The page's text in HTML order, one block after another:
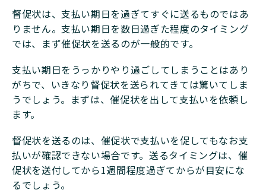
督促状は、支払い期日を過ぎてすぐに送るものではあ
りません。支払い期日を数日過ぎた程度のタイミング
では、まず催促状を送るのが一般的です。
支払い期日をうっかりやり過ごしてしまうことはあり
がちで、いきなり督促状を送られてきては驚いてしま
うでしょう。まずは、催促状を出して支払いを依頼し
ます。
督促状を送るのは、催促状で支払いを促してもなお支
払いが確認できない場合です。送るタイミングは、催
促状を送付してから1週間程度過ぎてからが目安にな
るでしょう。